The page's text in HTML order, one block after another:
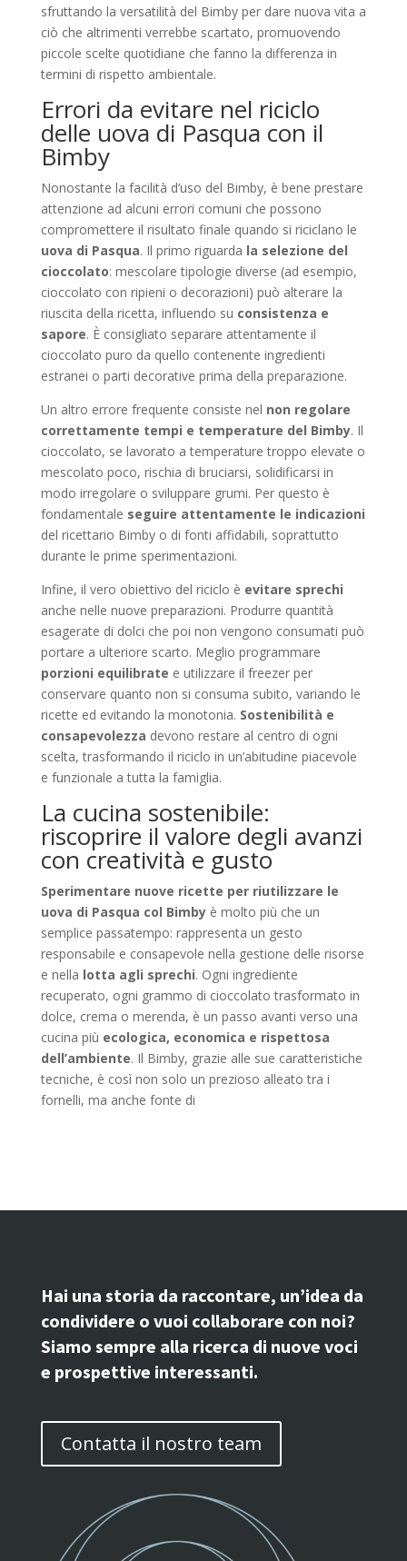
sfruttando la versatilità del Bimby per dare nuova vita a
ciò che altrimenti verrebbe scartato, promuovendo
piccole scelte quotidiane che fanno la differenza in
termini di rispetto ambientale.
Errori da evitare nel riciclo
delle uova di Pasqua con il
Bimby
Nonostante la facilità d’uso del Bimby, è bene prestare
attenzione ad alcuni errori comuni che possono
compromettere il risultato finale quando si riciclano le
uova di Pasqua. Il primo riguarda la selezione del
cioccolato: mescolare tipologie diverse (ad esempio,
cioccolato con ripieni o decorazioni) può alterare la
riuscita della ricetta, influendo su consistenza e
sapore. È consigliato separare attentamente il
cioccolato puro da quello contenente ingredienti
estranei o parti decorative prima della preparazione.
Un altro errore frequente consiste nel non regolare
correttamente tempi e temperature del Bimby. Il
cioccolato, se lavorato a temperature troppo elevate o
mescolato poco, rischia di bruciarsi, solidificarsi in
modo irregolare o sviluppare grumi. Per questo è
fondamentale seguire attentamente le indicazioni
del ricettario Bimby o di fonti affidabili, soprattutto
durante le prime sperimentazioni.
Infine, il vero obiettivo del riciclo è evitare sprechi
anche nelle nuove preparazioni. Produrre quantità
esagerate di dolci che poi non vengono consumati può
portare a ulteriore scarto. Meglio programmare
porzioni equilibrate e utilizzare il freezer per
conservare quanto non si consuma subito, variando le
ricette ed evitando la monotonia. Sostenibilità e
consapevolezza devono restare al centro di ogni
scelta, trasformando il riciclo in un’abitudine piacevole
e funzionale a tutta la famiglia.
La cucina sostenibile:
riscoprire il valore degli avanzi
con creatività e gusto
Sperimentare nuove ricette per riutilizzare le
uova di Pasqua col Bimbyè molto più che un
semplice passatempo: rappresenta un gesto
responsabile e consapevole nella gestione delle risorse
e nella lotta agli sprechi. Ogni ingrediente
recuperato, ogni grammo di cioccolato trasformato in
dolce, crema o merenda, è un passo avanti verso una
cucina più ecologica, economica e rispettosa
dell’ambiente. Il Bimby, grazie alle sue caratteristiche
tecniche, è così non solo un prezioso alleato tra i
fornelli, ma anche fonte di
Hai una storia da raccontare, un’idea da
condividere o vuoi collaborare con noi?
Siamo sempre alla ricerca di nuove voci
e prospettive interessanti.
Contatta il nostro team